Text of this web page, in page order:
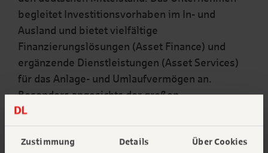
Zustimmung Details Über Cookies
begleitet Investitionsvorhaben im In- und
Ausland und bietet vielfältige
Finanzierungslösungen (Asset Finance) und
ergänzende Dienstleistungen (Asset Services)
für das Anlage- und Umlaufvermögen an.
Besonders angesichts der großen
Transformationsthemen dieser Zeit begleitet
das Unternehmen seine Kunden bei der
Finanzierung von Wandel und Innovation – egal,